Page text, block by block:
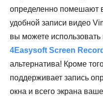
определенно помешают
удобной записи видео
вы можете
4Easysoft Screen
альтернатива! Кроме
поддерживает запись
окна и всего экрана